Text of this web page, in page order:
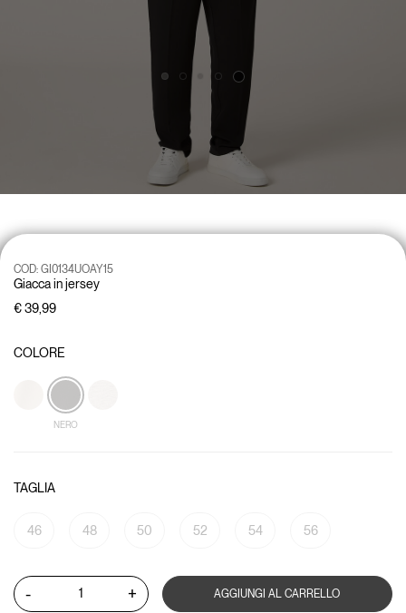
Giacca in jersey
COD: GI0134UOAY15
€ 39,99
COLORE
NERO
TAGLIA
46 48 50 52 54 56
- + AGGIUNGI AL CARRELLO